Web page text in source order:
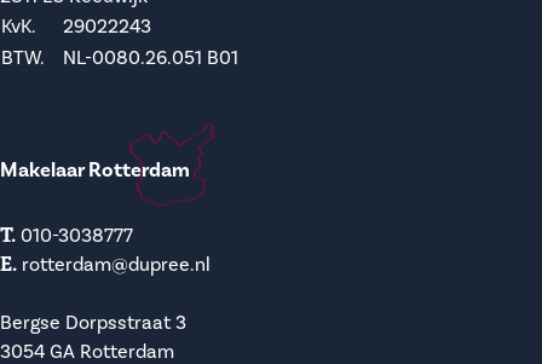
KvK.
29022243
BTW.
NL-0080.26.051 B01
Makelaar Rotterdam
T. 010-3038777
E. rotterdam@dupree.nl
Bergse Dorpsstraat 3
3054 GA Rotterdam